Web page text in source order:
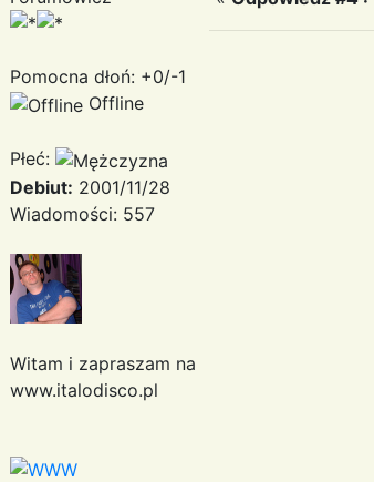
Pomocna dłoń: +0/-1
Offline
Płeć:
Debiut: 2001/11/28
Wiadomości: 557
Witam i zapraszam na
www.italodisco.pl